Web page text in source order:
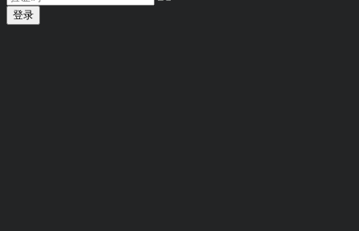
登录